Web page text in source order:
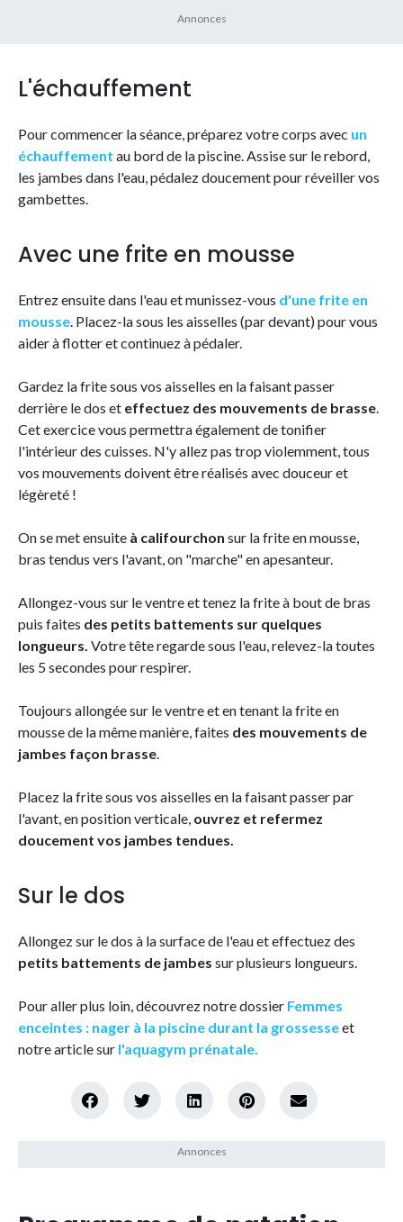
L'échauffement
Pour commencer la séance, préparez votre corps avec un
échauffement au bord de la piscine. Assise sur le rebord,
les jambes dans l'eau, pédalez doucement pour réveiller vos
gambettes.
Avec une frite en mousse
Entrez ensuite dans l'eau et munissez-vous d'une frite en
mousse. Placez-la sous les aisselles (par devant) pour vous
aider à flotter et continuez à pédaler.
Gardez la frite sous vos aisselles en la faisant passer
derrière le dos et effectuez des mouvements de brasse.
Cet exercice vous permettra également de tonifier
l'intérieur des cuisses. N'y allez pas trop violemment, tous
vos mouvements doivent être réalisés avec douceur et
légèreté !
On se met ensuite à califourchon sur la frite en mousse,
bras tendus vers l'avant, on "marche" en apesanteur.
Allongez-vous sur le ventre et tenez la frite à bout de bras
puis faites des petits battements sur quelques
longueurs. Votre tête regarde sous l'eau, relevez-la toutes
les 5 secondes pour respirer.
Toujours allongée sur le ventre et en tenant la frite en
mousse de la même manière, faites des mouvements de
jambes façon brasse.
Placez la frite sous vos aisselles en la faisant passer par
l'avant, en position verticale, ouvrez et refermez
doucement vos jambes tendues.
Sur le dos
Allongez sur le dos à la surface de l'eau et effectuez des
petits battements de jambes sur plusieurs longueurs.
Pour aller plus loin, découvrez notre dossier Femmes
enceintes : nager à la piscine durant la grossesseet
notre article sur l'aquagym prénatale.